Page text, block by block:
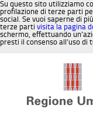
Su questo sito utilizziamo
profilazione di terze parti
social. Se vuoi saperne di più
terze parti visita la pagina
schermo, effettuando
presti il consenso all’uso di